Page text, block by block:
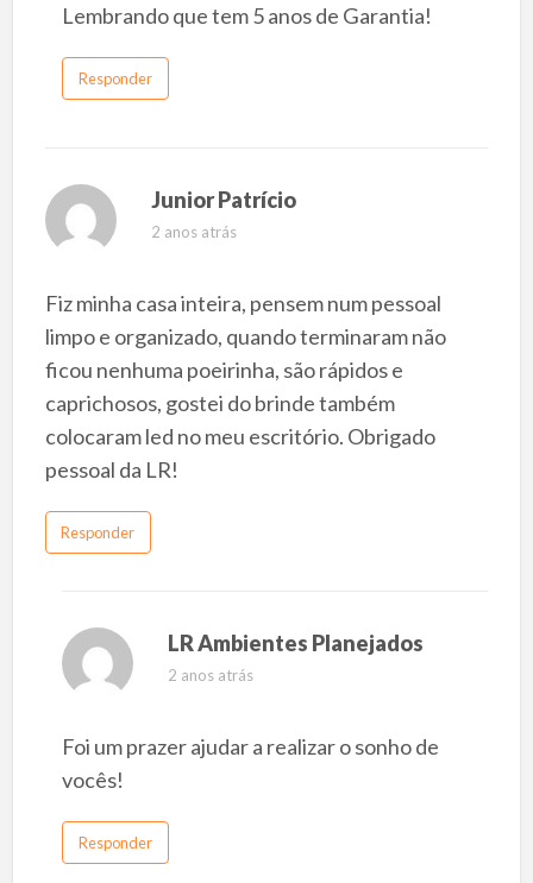
Lembrando que tem 5 anos de Garantia!
Responder
Junior Patrício
2 anos atrás
Fiz minha casa inteira, pensem num pessoal
limpo e organizado, quando terminaram não
ficou nenhuma poeirinha, são rápidos e
caprichosos, gostei do brinde também
colocaram led no meu escritório. Obrigado
pessoal da LR!
Responder
LR Ambientes Planejados
2 anos atrás
Foi um prazer ajudar a realizar o sonho de
vocês!
Responder